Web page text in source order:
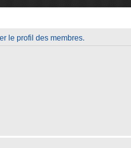
le profil des membres.